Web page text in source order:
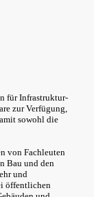
für Infrastruktur-
zur Verfügung,
sowohl die
von Fachleuten
Bau und den
und
öffentlichen